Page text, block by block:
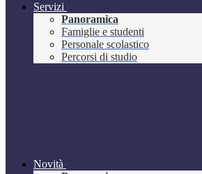
Servizi
Panoramica
Famiglie e studenti
Personale scolastico
Percorsi di studio
Novità